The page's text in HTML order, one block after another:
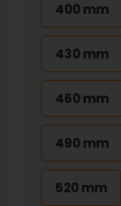
400 mm
430 mm
460 mm
490 mm
520 mm